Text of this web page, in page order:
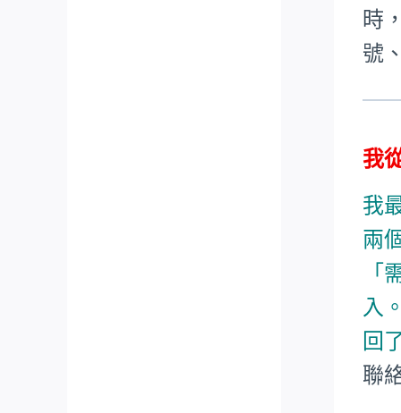
時
號
我
我
兩
「
入
回
聯